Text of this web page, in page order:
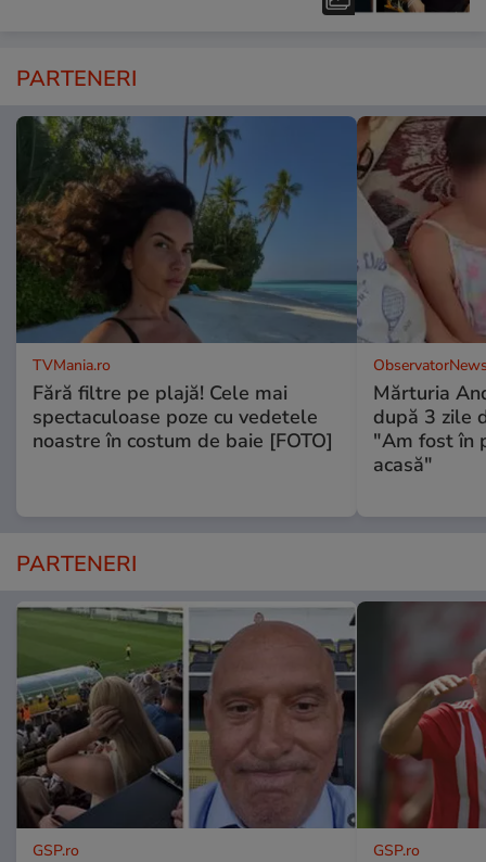
PARTENERI
TVMania.ro
Fără filtre pe plajă! Cele mai
spectaculoase poze cu vedetele
noastre în costum de baie [FOTO]
Mărturia
după 3 zile
"Am fost în
acasă"
PARTENERI
GSP.ro GSP.ro